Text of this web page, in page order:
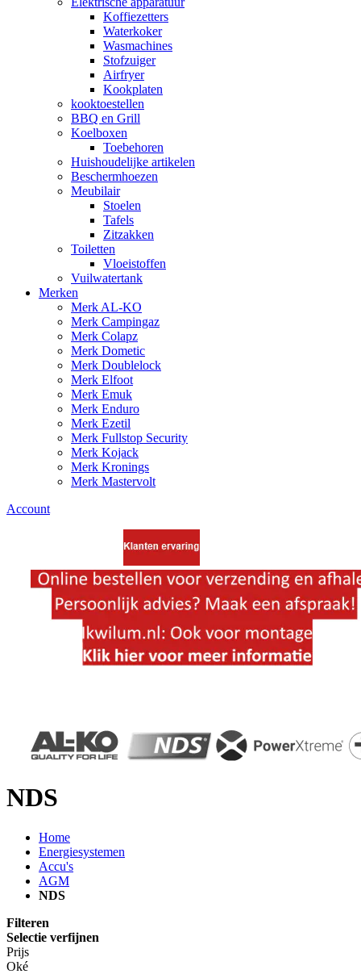
Koffiezetters
Waterkoker
Wasmachines
Stofzuiger
Airfryer
Kookplaten
kooktoestellen
BBQ en Grill
Koelboxen
Toebehoren
Huishoudelijke artikelen
Beschermhoezen
Meubilair
Stoelen
Tafels
Zitzakken
Toiletten
Vloeistoffen
Vuilwatertank
Merken
Merk AL-KO
Merk Campingaz
Merk Colapz
Merk Dometic
Merk Doublelock
Merk Elfoot
Merk Emuk
Merk Enduro
Merk Ezetil
Merk Fullstop Security
Merk Kojack
Merk Kronings
Merk Mastervolt
Account
NDS
Home
Energiesystemen
Accu's
AGM
NDS
Filteren
Selectie verfijnen
Prijs
Oké